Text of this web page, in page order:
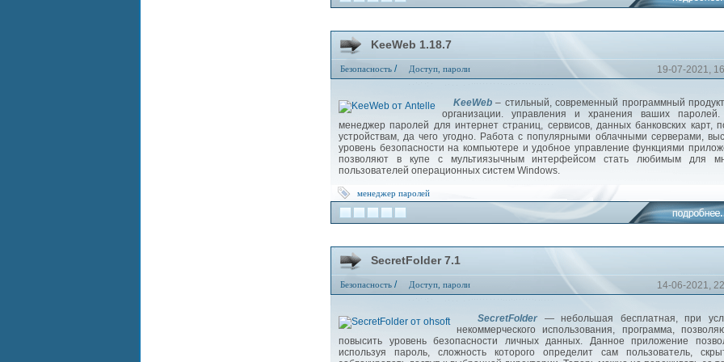
KeeWeb 1.18.7
Безопасность / Доступ, пароли 19-07-2021,
KeeWeb– стильный, современный программный
организации. управления и хранения ваших
менеджер паролей для интернет страниц, сервисов, данных банковских карт,
устройствам, да чего угодно. Работа с популярными облачными серверами,
уровень безопасности на компьютере и удобное управление функциями
позволяют в купе с мультиязычным интерфейсом стать любимым для
пользователей операционных систем Windows.
менеджер паролей
SecretFolder 7.1
Безопасность / Доступ, пароли 14-06-2021,
SecretFolder— небольшая бесплатная, при
некоммерческого использования, программа,
повысить уровень безопасности личных данных. Данное приложение
используя пароль, сложность которого определит сам пользователь,